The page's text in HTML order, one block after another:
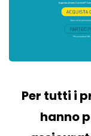
Per tutti i
hanno